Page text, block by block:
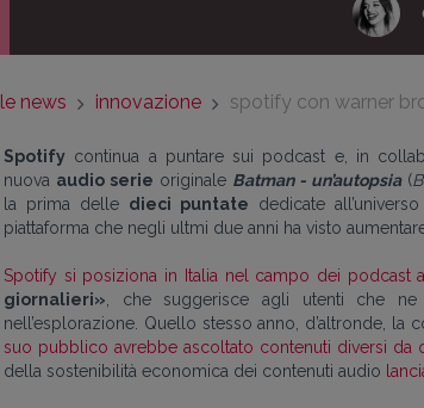
le news innovazione spotify con warner
Spotify continua a puntare sui podcast e, in
nuova audio serie originale Batman - un’autopsia (
la prima delle dieci puntate dedicate
piattaforma che negli ultmi due anni ha visto
Spotify si posiziona in Italia nel campo dei podcast
giornalieri» , che suggerisce agli utenti che ne
nell’esplorazione. Quello stesso anno, d’altronde , la
suo pubblico avrebbe ascoltato contenuti diversi da
della sostenibilità economica dei contenuti audio